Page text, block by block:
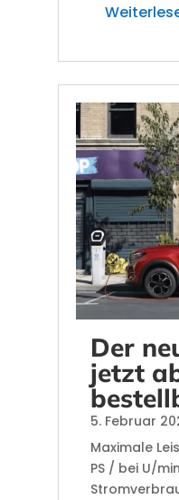
Der
jetzt
5. Februar
Maximale
PS / bei U/